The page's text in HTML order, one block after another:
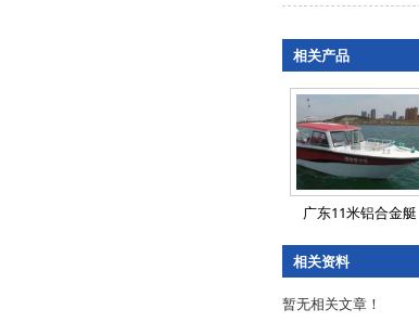
相关产品
广东11米铝合金艇
相关资料
暂无相关文章！